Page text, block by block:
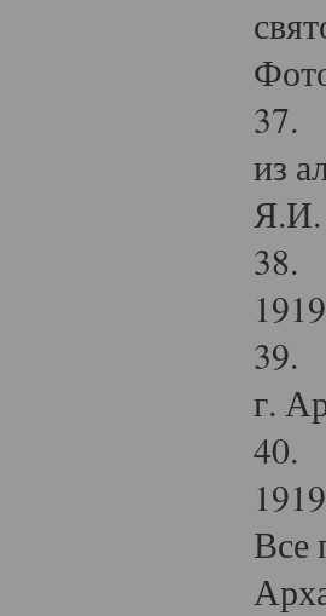
37.
из
Я.И.
38.
39.
г.
40.
Все